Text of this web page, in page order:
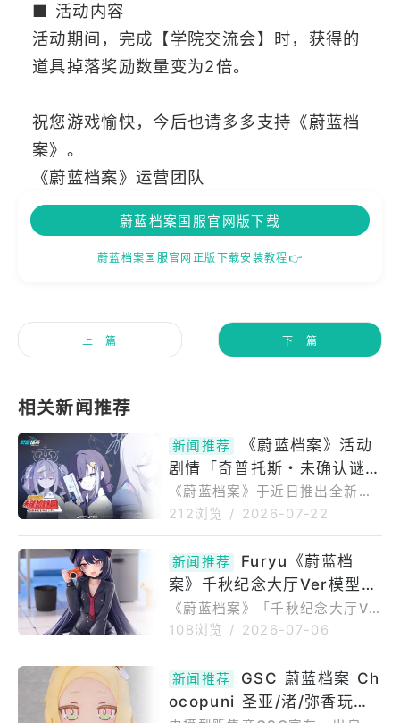
■ 活动内容
活动期间，完成【学院交流会】时，获得的
道具掉落奖励数量变为2倍。
祝您游戏愉快，今后也请多多支持《蔚蓝档
案》。
《蔚蓝档案》运营团队
蔚蓝档案国服官网版下载
蔚蓝档案国服官网正版下载安装教程👉
上一篇 下一篇
新闻推荐
《蔚蓝档案》活动
剧情「奇普托斯・未确认谜
团」上线同步加入新角色「木
乃香」、「玲奈」
《蔚蓝档案》于近日推出全新活
动剧情「奇普托斯・未确认谜团
武神警察学园的「木乃香」，以
及隶属狂猎艺术学院的「玲
奈」。全新活动剧情PV本次活动
剧情以「木乃香」、「玲奈」、
「翼」等因调查超自然现象而齐
寻找传说生物「槌之子」的过程
中，解决各种离奇现象的故事。
完成剧情与任务后，可获得「古
212浏览 / 2026-07-22
新闻推荐
Furyu《蔚蓝档
案》千秋纪念大厅Ver模型
预计2027年6月贩售
《蔚蓝档案》「千秋纪念大厅Ve
r.1/7比例模型」商品介绍本商品
基础立体化。由Furyu旗下高品
质品牌F：NEX推出的1/7比例涂
108浏览 / 2026-07-06
新闻推荐
GSC 蔚蓝档案 Ch
ocopuni 圣亚/渚/弥香玩偶